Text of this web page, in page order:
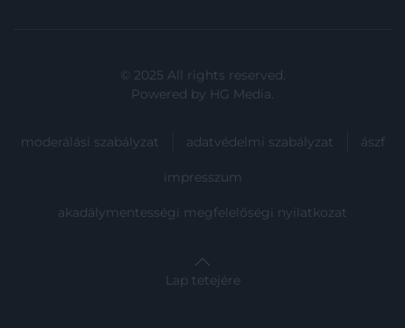
© 2025 All rights reserved.
Powered by HG Media.
moderálási szabályzat adatvédelmi szabályzat ászf
impresszum
akadálymentességi megfelelőségi nyilatkozat
Lap tetejére